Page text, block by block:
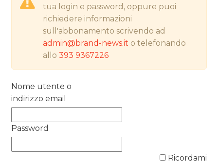
DATI
RICERCHE
PREVISIONI/SCENARI
TREND
CASE HISTORY
tua login e password, oppure puoi
richiedere informazioni
sull'abbonamento scrivendo ad
admin@brand-news.it o telefonando
allo393 9367226
Nome utente o
indirizzo email
Password
Ricordami